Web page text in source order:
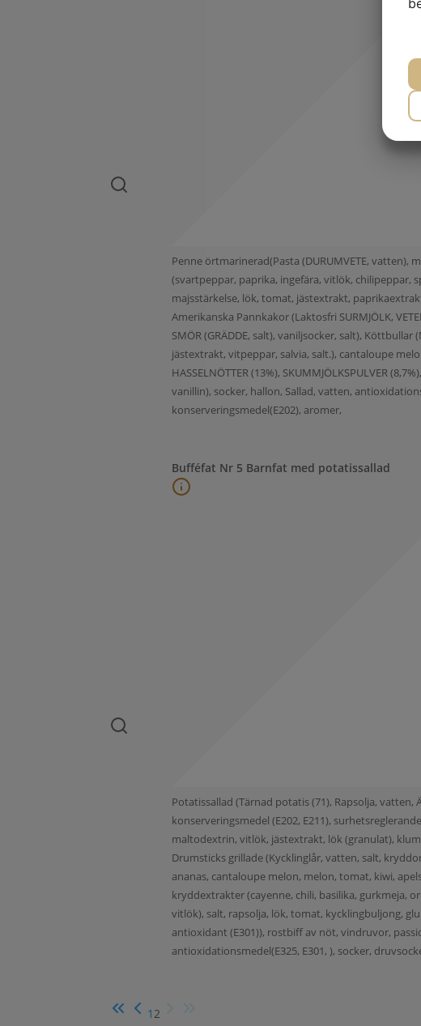
Penne örtmarinerad(Pasta (DURUMVETE, vatten),
(svartpeppar, paprika, ingefära, vitlök, chilipeppar,
majsstärkelse, lök, tomat, jästextrakt,
Amerikanska Pannkakor (Laktosfri SURMJÖLK,
SMÖR (GRÄDDE, salt), vaniljsocker, salt),
jästextrakt, vitpeppar, salvia, salt.), cantaloupe
HASSELNÖTTER (13%), SKUMMJÖLKSPULVER
vanillin), socker, hallon, Sallad, vatten,
konserveringsmedel(E202), aromer,
Bufféfat Nr 5 Barnfat med potatissallad
Potatissallad (Tärnad potatis (71), Rapsolja,
konserveringsmedel (E202, E211),
maltodextrin, vitlök, jästextrakt, lök (granulat),
Drumsticks grillade (Kycklinglår, vatten, salt,
ananas, cantaloupe melon, melon, tomat, kiwi,
kryddextrakter (cayenne, chili, basilika, gurkmeja,
vitlök), salt, rapsolja, lök, tomat, kycklingbuljong,
antioxidant (E301)), rostbiff av nöt, vindruvor,
antioxidationsmedel(E325, E301, ), socker,
1 2